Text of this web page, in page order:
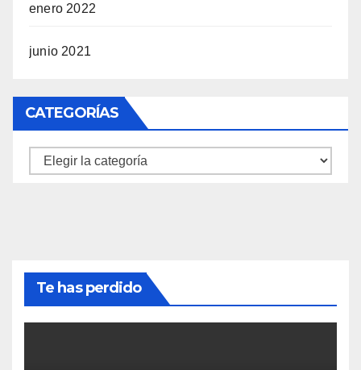
enero 2022
junio 2021
CATEGORÍAS
Categorías
Te has perdido